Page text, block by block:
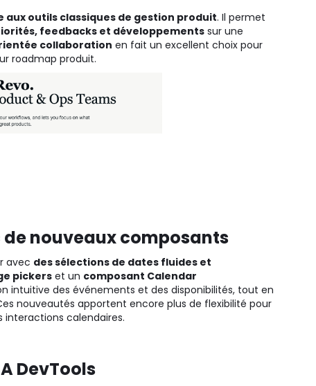
outils classiques de gestion produit. Il permet
feedbacks et développementssur une
collaboration en fait un excellent choix pour
roadmap produit.
de nouveaux composants
avec des sélections de dates fluides et
pickerset un composant Calendar
intuitive des événements et des disponibilités, tout en
nouveautés apportent encore plus de flexibilité pour
interactions calendaires.
DevTools